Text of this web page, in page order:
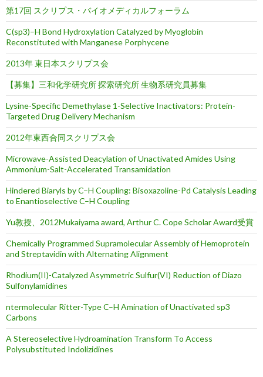
第17回 スクリプス・バイオメディカルフォーラム
C(sp3)–H Bond Hydroxylation Catalyzed by Myoglobin
Reconstituted with Manganese Porphycene
2013年 東日本スクリプス会
【募集】三和化学研究所 探索研究所 生物系研究員募集
Lysine-Specific Demethylase 1-Selective Inactivators: Protein-
Targeted Drug Delivery Mechanism
2012年東西合同スクリプス会
Microwave-Assisted Deacylation of Unactivated Amides Using
Ammonium-Salt-Accelerated Transamidation
Hindered Biaryls by C–H Coupling: Bisoxazoline-Pd Catalysis Leading
to Enantioselective C–H Coupling
Yu教授、2012Mukaiyama award, Arthur C. Cope Scholar Award受賞
Chemically Programmed Supramolecular Assembly of Hemoprotein
and Streptavidin with Alternating Alignment
Rhodium(II)-Catalyzed Asymmetric Sulfur(VI) Reduction of Diazo
Sulfonylamidines
ntermolecular Ritter-Type C–H Amination of Unactivated sp3
Carbons
A Stereoselective Hydroamination Transform To Access
Polysubstituted Indolizidines